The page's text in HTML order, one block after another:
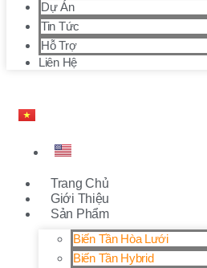
Dự Án
Tin Tức
Hỗ Trợ
Liên Hệ
Trang Chủ
Giới Thiệu
Sản Phẩm
Biến Tần Hòa Lưới
Biến Tần Hybrid